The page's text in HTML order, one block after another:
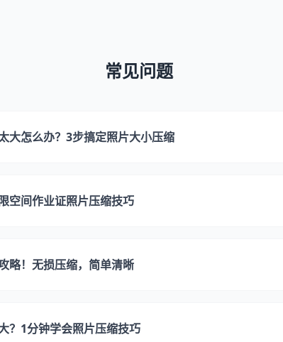
常见问题
大怎么办？3步搞定照片大小压缩
空间作业证照片压缩技巧
略！无损压缩，简单清晰
？1分钟学会照片压缩技巧